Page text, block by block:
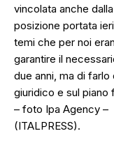
vincolata anche
posizione portata
temi che per noi
garantire il
due anni, ma di
giuridico e sul piano
– foto Ipa Agency –
(ITALPRESS).